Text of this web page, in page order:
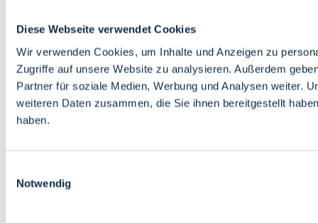
Diese Webseite verwendet Cookies
Wir verwenden Cookies, um Inhalte und Anzeigen zu
Zugriffe auf unsere Website zu analysieren. Außerdem
Partner für soziale Medien, Werbung und Analysen weiter.
weiteren Daten zusammen, die Sie ihnen bereitgestellt
haben.
Notwendig